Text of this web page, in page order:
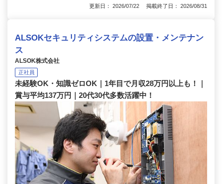
更新日： 2026/07/22 掲載終了日： 2026/08/31
ALSOKセキュリティシステムの設置・メンテナン
ス
ALSOK株式会社
正社員
未経験OK・知識ゼロOK｜1年目で月収28万円以上も！｜
賞与平均137万円｜20代30代多数活躍中！